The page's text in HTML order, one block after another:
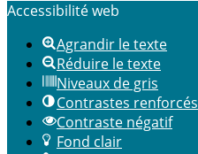
Accessibilité web
Agrandir le texte
Réduire le texte
Niveaux de gris
Contrastes renforcés
Contraste négatif
Fond clair